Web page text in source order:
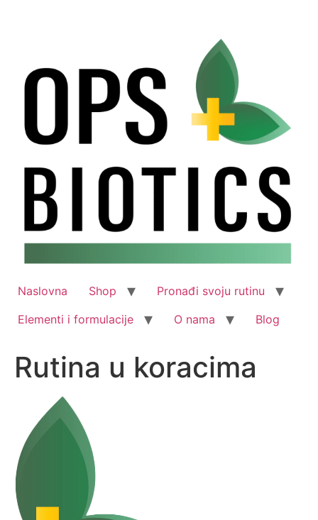
Naslovna Shop
Pronađi svoju rutinu
Elementi i formulacije
O nama Blog
Rutina u koracima